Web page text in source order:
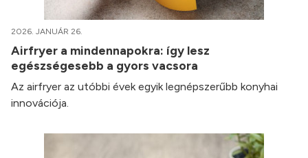
2026. JANUÁR 26.
Airfryer a mindennapokra: így lesz
egészségesebb a gyors vacsora
Az airfryer az utóbbi évek egyik legnépszerűbb konyhai
innovációja.